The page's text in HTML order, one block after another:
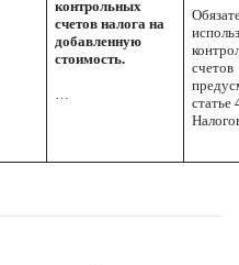
контрольных
счетов налога на
добавленную
стоимость.
…
счетов
статье